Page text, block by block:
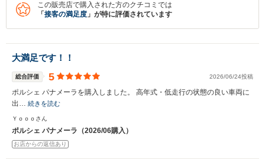
この販売店で購入された方のクチコミでは
「 接客の満足度 」が特に評価されています
大満足です！！
総合評価 5 2026/06/24投稿
ポルシェ パナメーラを購入しました。 高年式・低走行の状態の良い車両に
出… 続きを読む
Ｙｏｏｏさん
ポルシェ パナメーラ（2026/06購入）
お店からの返信あり